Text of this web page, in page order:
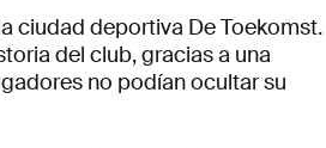
ciudad deportiva De Toekomst.
del club, gracias a una
no podían ocultar su